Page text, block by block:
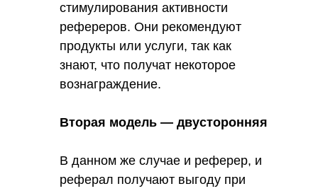
стимулирования активности
рефереров. Они рекомендуют
продукты или услуги, так как
знают, что получат некоторое
вознаграждение.
Вторая модель — двусторонняя
В данном же случае и реферер, и
реферал получают выгоду при